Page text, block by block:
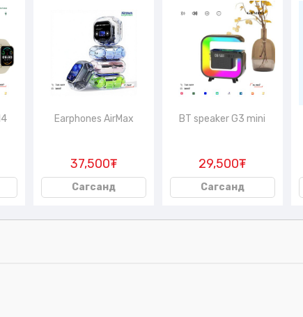
Earphones AirMax
37,500₮
Сагсанд
BT speaker G3 mini
29,500₮
Сагсанд